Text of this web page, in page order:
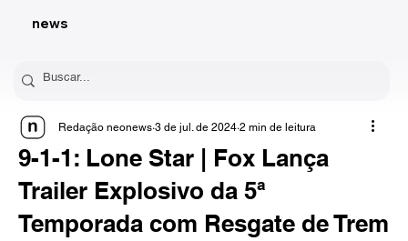
news
9-1-1: Lone Star | Fox Lança
Trailer Explosivo da 5ª
Temporada com Resgate de Trem
Redação neonews 3 de jul. de 2024 2 min de leitura